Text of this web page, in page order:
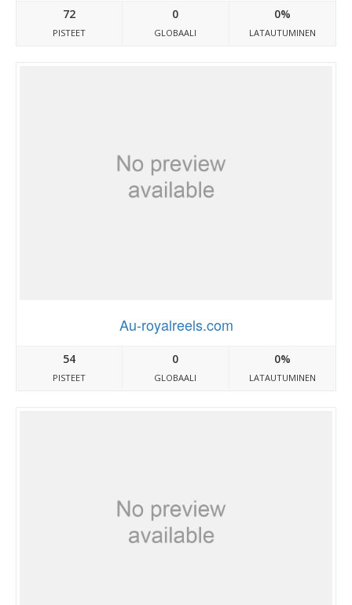
72
PISTEET
0
GLOBAALI
0%
LATAUTUMINEN
Au-royalreels.com
54
PISTEET
0
GLOBAALI
0%
LATAUTUMINEN